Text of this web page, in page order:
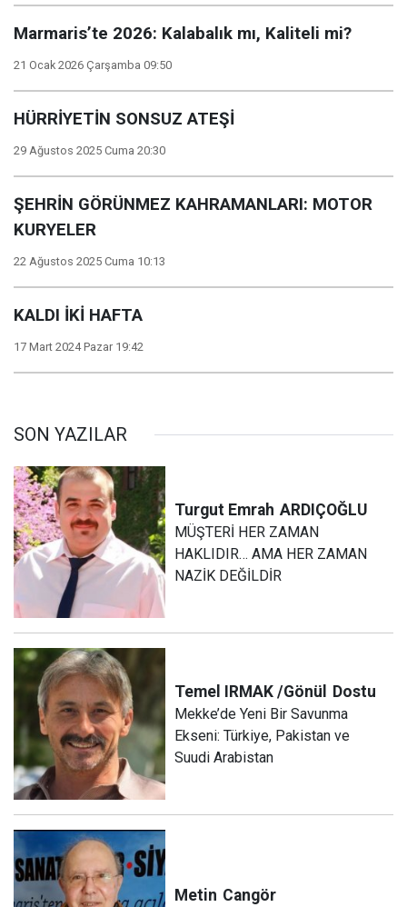
Marmaris’te 2026: Kalabalık mı, Kaliteli mi?
21 Ocak 2026 Çarşamba 09:50
HÜRRİYETİN SONSUZ ATEŞİ
29 Ağustos 2025 Cuma 20:30
ŞEHRİN GÖRÜNMEZ KAHRAMANLARI: MOTOR
KURYELER
22 Ağustos 2025 Cuma 10:13
KALDI İKİ HAFTA
17 Mart 2024 Pazar 19:42
SON YAZILAR
Turgut Emrah ARDIÇOĞLU
MÜŞTERİ HER ZAMAN
HAKLIDIR… AMA HER ZAMAN
NAZİK DEĞİLDİR
Temel IRMAK /Gönül Dostu
Mekke’de Yeni Bir Savunma
Ekseni: Türkiye, Pakistan ve
Suudi Arabistan
Metin Cangör